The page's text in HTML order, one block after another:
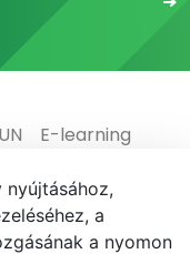
E-learning
a
a nyomon